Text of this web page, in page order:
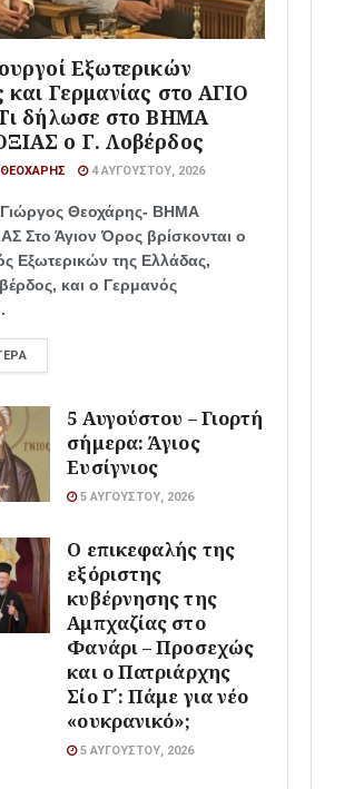
Εξωτερικών
Γερμανίας στο ΑΓΙΟ
δήλωσε στο ΒΗΜΑ
ο Γ. Λοβέρδος
ΘΕΟΧΆΡΗΣ 4 ΑΥΓΟΎΣΤΟΥ, 2026
Θεοχάρης- ΒΗΜΑ
Στο Άγιον Όρος βρίσκονται ο
Εξωτερικών της Ελλάδας,
και ο Γερμανός
5 Αυγούστου – Γιορτή
σήμερα: Άγιος
Ευσίγνιος
5 ΑΥΓΟΎΣΤΟΥ, 2026
Ο επικεφαλής της
εξόριστης
κυβέρνησης της
Αμπχαζίας στο
Φανάρι – Προσεχώς
και ο Πατριάρχης
Σίο Γ΄: Πάμε για νέο
«ουκρανικό»;
5 ΑΥΓΟΎΣΤΟΥ, 2026